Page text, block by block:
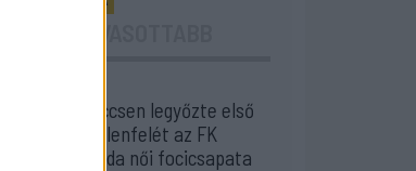
Tesztmeccsen legyőzte első
bajnoki ellenfelét az FK
Csíkszereda női focicsapata